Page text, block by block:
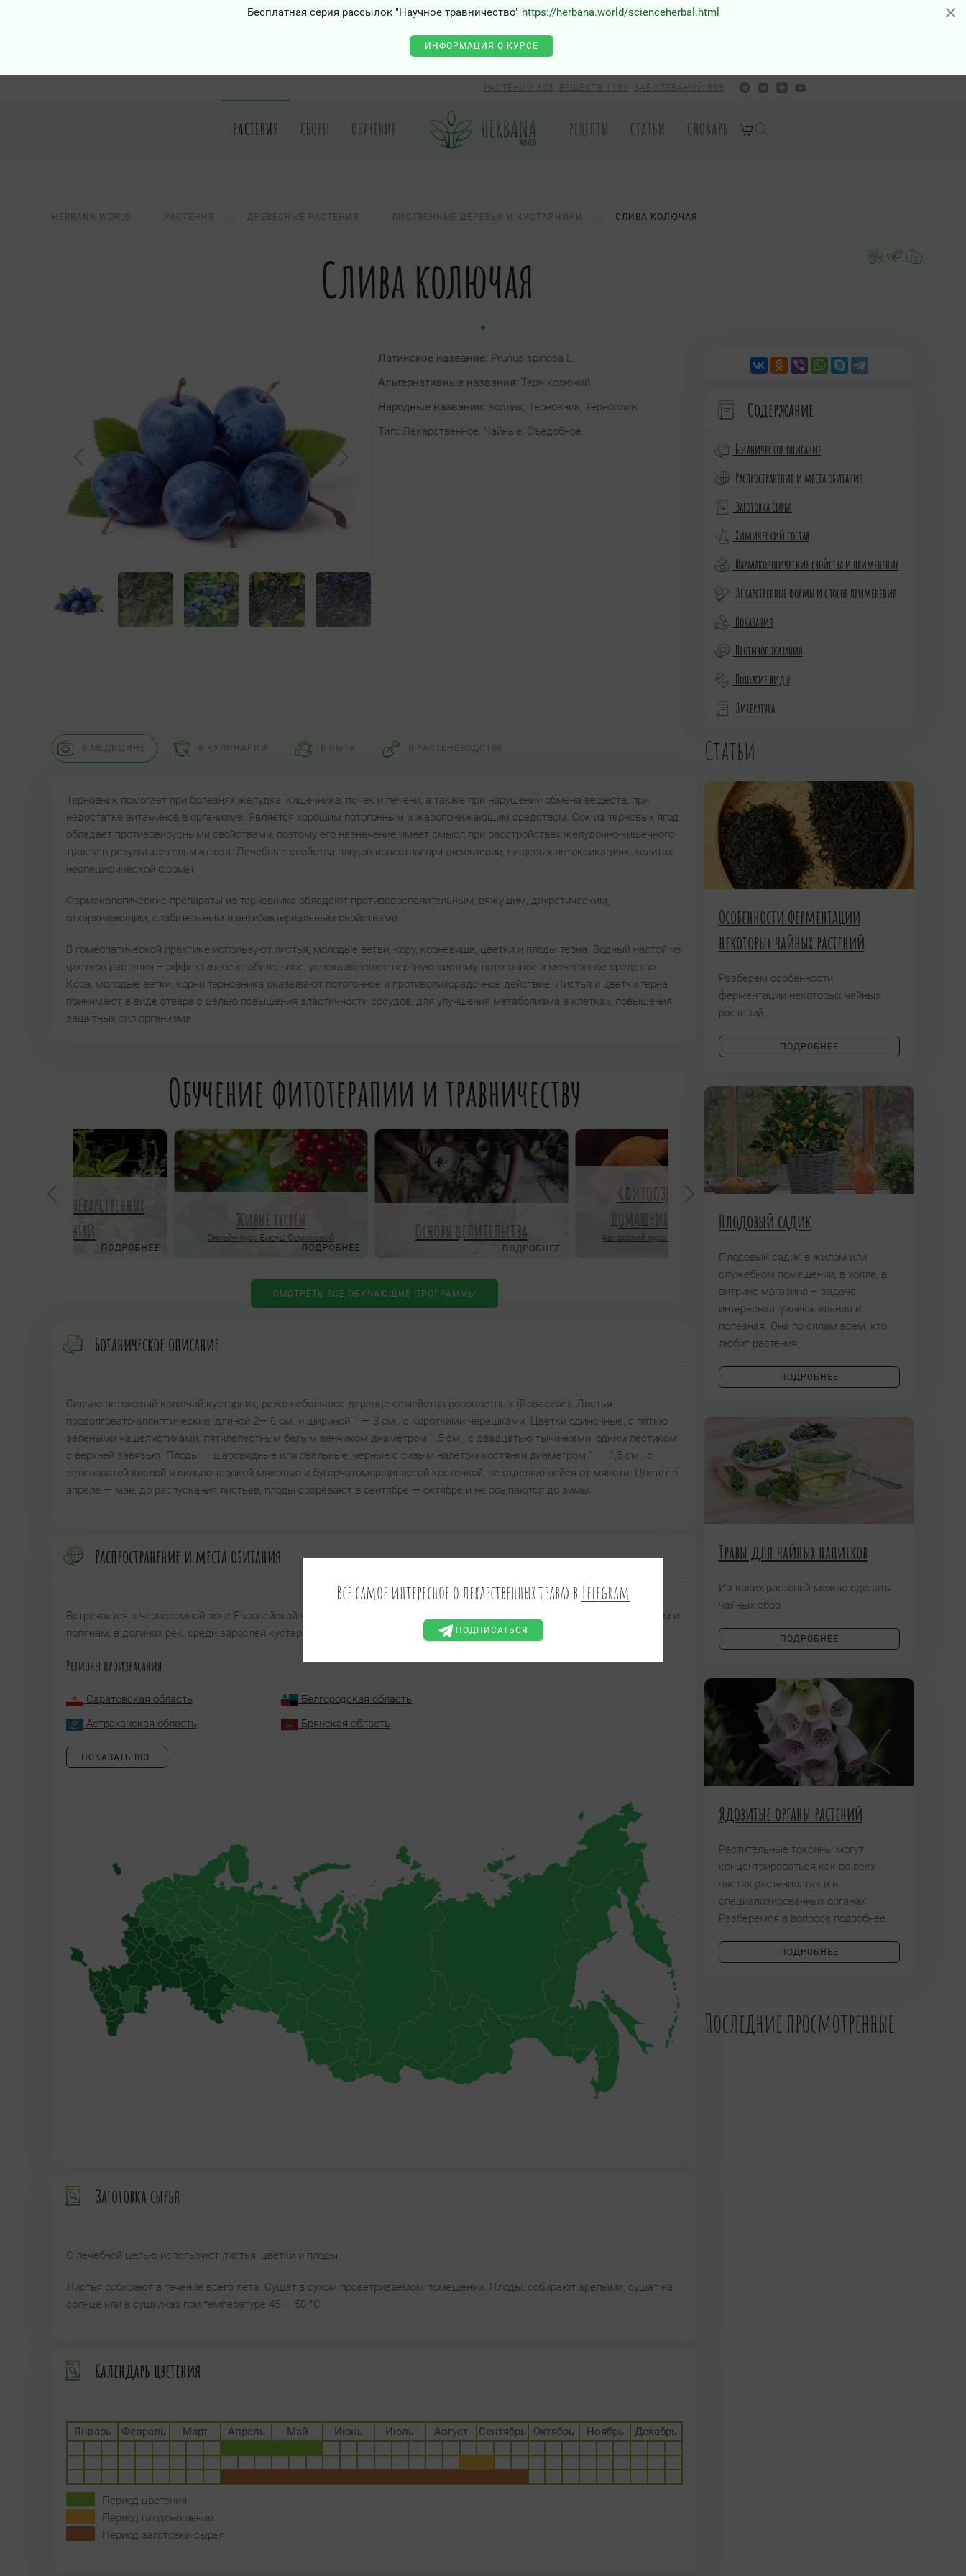
×
Бесплатная серия рассылок "Научное травничество" https://herbana.world/scienceherbal.html
ИНФОРМАЦИЯ О КУРСЕ
РАСТЕНИЙ 303 ВЕЩЕСТВ 1159 ЗАБОЛЕВАНИЙ 596
РАСТЕНИЯ СБОРЫ ОБУЧЕНИЕ РЕЦЕПТЫ СТАТЬИ СЛОВАРЬ
HERBANA.WORLD РАСТЕНИЯ ДРЕВЕСНЫЕ РАСТЕНИЯ ЛИСТВЕННЫЕ ДЕРЕВЬЯ И КУСТАРНИКИ СЛИВА КОЛЮЧАЯ
Слива колючая
Латинское название: Prunus spinosa L.
Альтернативные названия: Терн колючий
Народные названия: Бодлак, Терновник, Тернослив
Тип: Лекарственное, Чайные, Съедобное
Содержание
Ботаническое описание
Распространение и места обитания
Заготовка сырья
Химический состав
Фармакологические свойства и применение
Лекарственные формы и способ применения
Показания
Противопоказания
Похожие виды
Литература
В МЕДИЦИНЕ В КУЛИНАРИИ В БЫТУ В РАСТЕНЕВОДСТВЕ
Терновник помогает при болезнях желудка, кишечника, почек и печени, а также при нарушении обмена веществ, при
недостатке витаминов в организме. Является хорошим потогонным и жаропонижающим средством. Сок из терновых ягод
обладает противовирусными свойствами, поэтому его назначение имеет смысл при расстройствах желудочно-кишечного
тракта в результате гельминтоза. Лечебные свойства плодов известны при дизентерии, пищевых интоксикациях, колитах
неспецифической формы.
Фармакологические препараты из терновника обладают противовоспалительным, вяжущим, диуретическим,
отхаркивающим, слабительным и антибактериальным свойствами.
В гомеопатической практике используют листья, молодые ветви, кору, корневища, цветки и плоды терна. Водный настой из
цветков растения – эффективное слабительное, успокаивающее нервную систему, потогонное и мочегонное средство.
Кора, молодые ветки, корни терновника оказывают потогонное и противолихорадочное действие. Листья и цветки терна
принимают в виде отвара с целью повышения эластичности сосудов, для улучшения метаболизма в клетках, повышения
защитных сил организма.
Обучение фитотерапии и травничеству
Онлайн-школа травничества
Изучаем все известные аспекты
применения трав, учитывая
разнообразный опыт школ, подходов и
традиций травничества
Практическое травоведение
Авторский проект Ирины Гудаевой
Классические пряности в кухне
и медицине
ПОДРОБНЕЕ
Шаманское травничество
Авторский проект Татьяны Чуйкиной
СМОТРЕТЬ ВСЕ ОБУЧАЮЩИЕ ПРОГРАММЫ
Ботаническое описание
Сильно ветвистый колючий кустарник, реже небольшое деревце семейства розоцветных (Rosaceae). Листья
продолговато-эллиптические, длиной 2— 6 см. и шириной 1 — 3 см., с короткими черешками. Цветки одиночные, с пятью
зелеными чашелистиками, пятилепестным белым венчиком диаметром 1,5 см., с двадцатью тычинками, одним пестиком
с верхней завязью. Плоды — шаровидные или овальные, черные с сизым налетом костянки диаметром 1 — 1,5 см., с
зеленоватой кислой и сильно терпкой мякотью и бугорчатоморщинистой косточкой, не отделяющейся от мякоти. Цветет в
апреле — мае, до распускания листьев, плоды созревают в сентябре — октябре и не осыпаются до зимы.
Распространение и места обитания
Встречается в черноземной зоне Европейской части России и на Кавказе. Растет по балкам и оврагам, лесным опушкам и
полянам, в долинах рек, среди зарослей кустарников.
Регионы произрасания
Саратовская область
Астраханская область
Белгородская область
Брянская область
ПОКАЗАТЬ ВСЕ
Заготовка сырья
С лечебной целью используют листья, цветки и плоды.
Листья собирают в течение всего лета. Сушат в сухом проветриваемом помещении. Плоды, собирают зрелыми, сушат на
солнце или в сушилках при температуре 45 — 50 °C.
Календарь цветения
Январь Февраль Март Апрель Май Июнь Июль Август Сентябрь Октябрь Ноябрь Декабрь
Период цветения
Период плодоношения
Период заготовки сырья
Статьи
Особенности ферментации
некоторых чайных растений
Разберем особенности
ферментации некоторых чайных
растений.
ПОДРОБНЕЕ
Плодовый садик
Плодовый садик в жилом или
служебном помещении, в холле, в
витрине магазина – задача
интересная, увлекательная и
полезная. Она по силам всем, кто
любит растения.
ПОДРОБНЕЕ
Травы для чайных напитков
Из каких растений можно сделать
чайных сбор.
ПОДРОБНЕЕ
Ядовитые органы растений
Растительные токсины могут
концентрироваться как во всех
частях растения, так и в
специализированных органах.
Разберемся в вопросе подробнее.
ПОДРОБНЕЕ
Последние просмотренные
×
Всё самое интересное о лекарственных травах вTelegram
ПОДПИСАТЬСЯ